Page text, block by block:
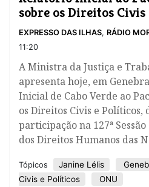
sobre os Direitos
EXPRESSO DAS ILHAS, RÁDIO
11:20
A Ministra da Justiça e
apresenta hoje, em
Inicial de Cabo Verde ao
os Direitos Civis e Políticos,
participação na 127ª
dos Direitos Humanos das
Tópicos Janine Lélis
Civis e Políticos
ONU